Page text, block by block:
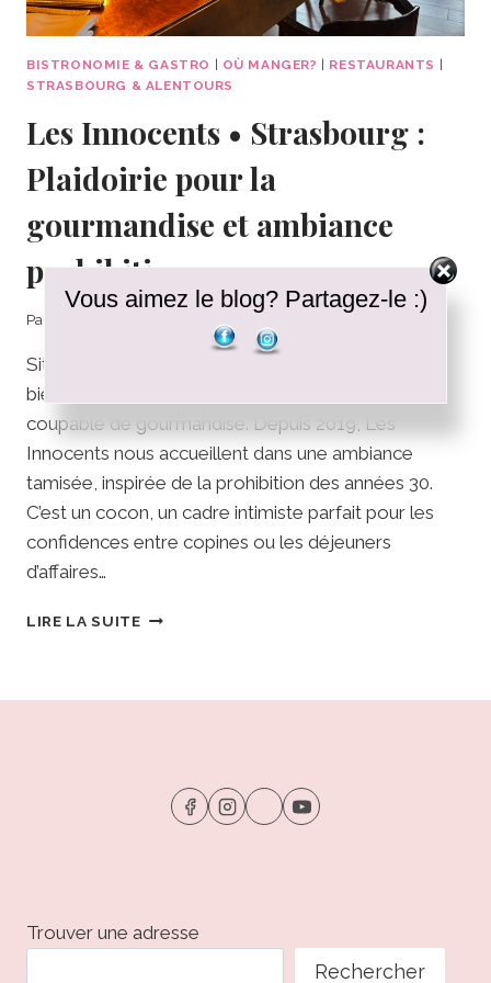
BISTRONOMIE & GASTRO | OÙ MANGER? | RESTAURANTS |
STRASBOURG & ALENTOURS
Les Innocents • Strasbourg :
Plaidoirie pour la
gourmandise et ambiance
prohibition
Par
Situé juste derrière le tribunal, ce restaurant porte
bien son nom… ou pas. Car ici, on plaide très vite
coupable de gourmandise. Depuis 2019, Les
Innocents nous accueillent dans une ambiance
tamisée, inspirée de la prohibition des années 30.
C’est un cocon, un cadre intimiste parfait pour les
confidences entre copines ou les déjeuners
d’affaires…
LIRE LA SUITELES
GOURMANDISE
Trouver une adresse
Rechercher
Vous aimez le blog? Partagez-le :)